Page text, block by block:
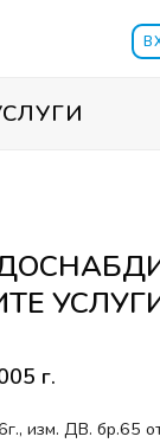
г.
изм. ДВ. бр.65